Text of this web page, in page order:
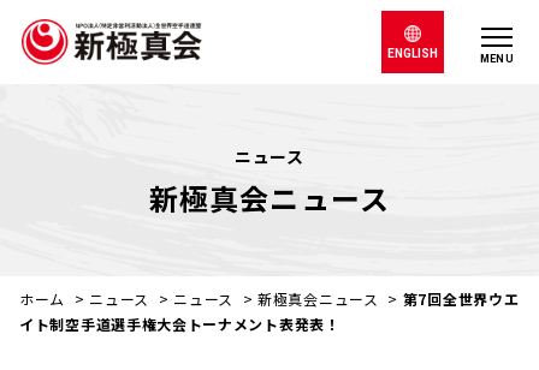
MENU
ENGLISH
ニュース
新極真会ニュース
ホーム > ニュース > ニュース >新極真会ニュース > 第7回全世界ウエ
イト制空手道選手権大会トーナメント表発表！